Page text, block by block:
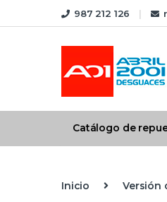
Skip to navigation
Skip to content987 212 126
Catálogo de
Inicio Versión